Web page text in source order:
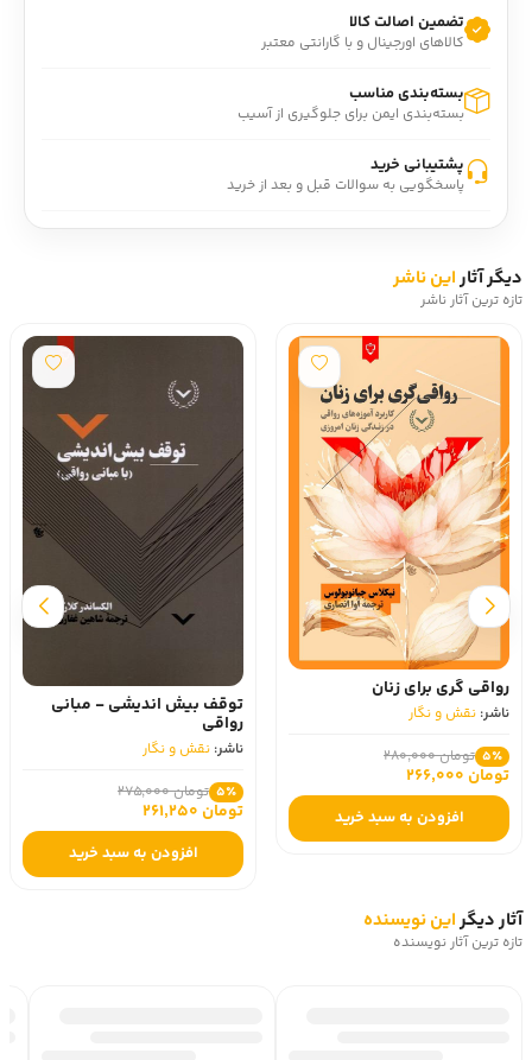
تضمین اصالت کالا
کالاهای اورجینال و با گارانتی معتبر
بسته‌بندی مناسب
بسته‌بندی ایمن برای جلوگیری از آسیب
پشتیبانی خرید
پاسخگویی به سوالات قبل و بعد از خرید
دیگر آثاراین ناشر
تازه ترین آثار ناشر
رواقی‌ گری برای زنان
ناشر: نقش و نگار
5٪ تومان 280,000
تومان 266,000
افزودن به سبد خرید
توقف بیش اندیشی - مبانی‌
رواقی
ناشر: نقش و نگار
5٪ تومان 275,000
تومان 261,250
افزودن به سبد خرید
آثار دیگراین نویسنده
تازه ترین آثار نویسنده